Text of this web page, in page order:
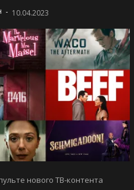
- 10.04.2023
нового ТВ-контента